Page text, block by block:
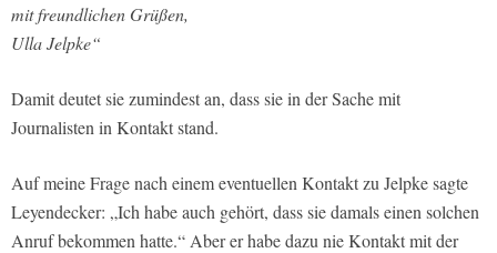
mit freundlichen Grüßen,
Ulla Jelpke“
Damit deutet sie zumindest an, dasssie in der Sache mit
Journalisten in Kontakt stand.
Auf meine Frage nach einem eventuellen Kontakt zu Jelpke sagte
Leyendecker: „Ich habe auch gehört, dass sie damals einen solchen
Anruf bekommen hatte.“ Aber er habe dazu nie Kontakt mit der